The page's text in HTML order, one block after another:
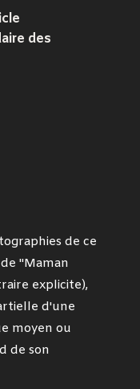
des
de ce
"Maman
explicite),
d'une
moyen ou
de son